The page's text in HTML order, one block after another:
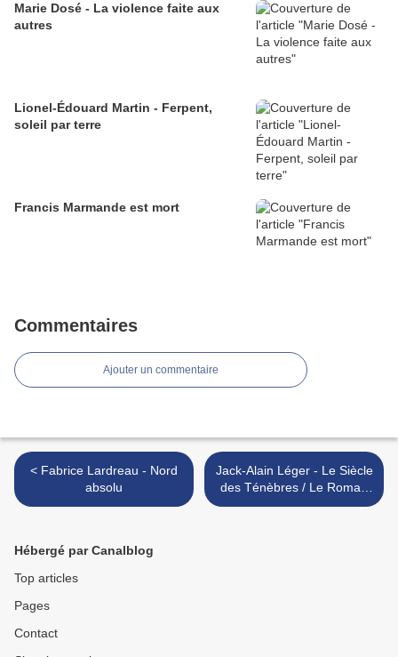
Marie Dosé - La violence faite aux
autres
Lionel-Édouard Martin - Ferpent,
soleil par terre
Francis Marmande est mort
Commentaires
Ajouter un commentaire
< Fabrice Lardreau - Nord
absolu
Jack-Alain Léger - Le Siècle
des Ténèbres / Le Roman
/Jacob Jacobi >
Hébergé par Canalblog
Top articles
Pages
Contact